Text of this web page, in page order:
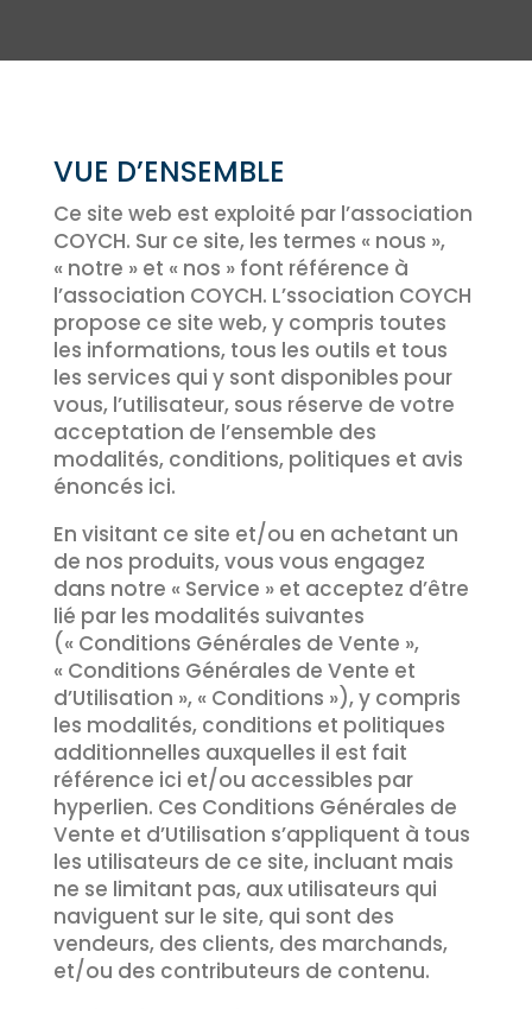
VUE D’ENSEMBLE
Ce site web est exploité par l’association
COYCH. Sur ce site, les termes « nous »,
« notre » et « nos » font référence à
l’association COYCH. L’ssociation COYCH
propose ce site web, y compris toutes
les informations, tous les outils et tous
les services qui y sont disponibles pour
vous, l’utilisateur, sous réserve de votre
acceptation de l’ensemble des
modalités, conditions, politiques et avis
énoncés ici.
En visitant ce site et/ou en achetant un
de nos produits, vous vous engagez
dans notre « Service » et acceptez d’être
lié par les modalités suivantes
(« Conditions Générales de Vente »,
« Conditions Générales de Vente et
d’Utilisation », « Conditions »), y compris
les modalités, conditions et politiques
additionnelles auxquelles il est fait
référence ici et/ou accessibles par
hyperlien. Ces Conditions Générales de
Vente et d’Utilisation s’appliquent à tous
les utilisateurs de ce site, incluant mais
ne se limitant pas, aux utilisateurs qui
naviguent sur le site, qui sont des
vendeurs, des clients, des marchands,
et/ou des contributeurs de contenu.